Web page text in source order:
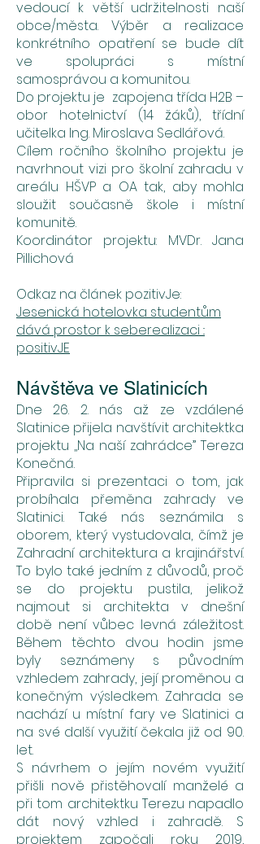
vedoucí k větší udržitelnosti naší
obce/města. Výběr a realizace
konkrétního opatření se bude dít
ve spolupráci s místní
samosprávou a komunitou.
Do projektu je zapojena třída H2B –
obor hotelnictví (14 žáků), třídní
učitelka Ing. Miroslava Sedlářová.
Cílem ročního školního projektu je
navrhnout vizi pro školní zahradu v
areálu HŠVP a OA tak, aby mohla
sloužit současně škole i místní
komunitě.
Koordinátor projektu: MVDr. Jana
Pillichová
Odkaz na článek pozitivJe:
Jesenická hotelovka studentům
dává prostor k seberealizaci ::
positivJE
Návštěva ve Slatinicích
Dne 26. 2. nás až ze vzdálené
Slatinice přijela navštívit architektka
projektu ,,Na naší zahrádce” Tereza
Konečná.
Připravila si prezentaci o tom, jak
probíhala přeměna zahrady ve
Slatinici. Také nás seznámila s
oborem, který vystudovala, čímž je
Zahradní architektura a krajinářství.
To bylo také jedním z důvodů, proč
se do projektu pustila, jelikož
najmout si architekta v dnešní
době není vůbec levná záležitost.
Během těchto dvou hodin jsme
byly seznámeny s původním
vzhledem zahrady, její proměnou a
konečným výsledkem. Zahrada se
nachází u místní fary ve Slatinici a
na své další využití čekala již od 90.
let.
S návrhem o jejím novém využití
přišli nově přistěhovalí manželé a
při tom architektku Terezu napadlo
dát nový vzhled i zahradě. S
projektem započali roku 2019,